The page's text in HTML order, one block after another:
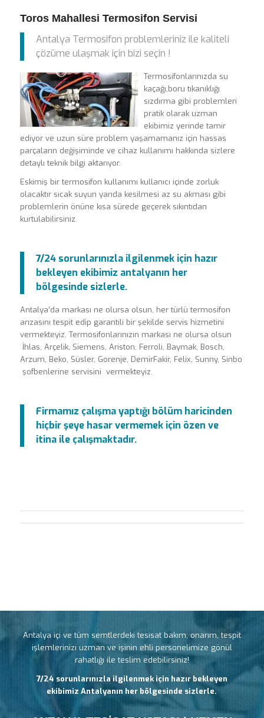
Toros Mahallesi Termosifon Servisi
Antalya Termosifon problemleriniz ile kaliteli
çözüme ulaşmak için bizi seçin !
Termosifonlarınızda su
kaçağı,boru tıkanıklığı
sızdırma gibi problemleri
pratik olarak uzman
ekibimiz yerinde tamir
ediyor ve uzun süre problem yaşamamanız için hassas
parçaların değişiminde ve cihaz kullanımı hakkında sizlere
detaylı teknik bilgi aktarıyor.
Eskimiş bir termosifon kullanımı kullanıcı içinde zorluk
olacaktır sıcak suyun yarıda kesilmesi az su akması gibi
problemlerin önüne kısa sürede geçerek sıkıntıdan
kurtulabilirsiniz.
7/24 sorunlarınızla ilgilenmek için hazır
bekleyen ekibimiz antalyanın her
bölgesinde sizlerle.
Antalya’da markası ne olursa olsun, her türlü termosifon
arızasını tespit edip garantili bir şekilde servis hizmetini
vermekteyiz. Termosifonlarınızın markası ne olursa olsun
İhlas, Arçelik, Siemens, Ariston, Ferroli, Baymak, Bosch,
Arzum, Beko, Süsler, Gorenje, DemirFakir, Felix, Sunny, Sinbo
şofbenlerine servisini vermekteyiz.
Firmamız çalışma yaptığı bölüm haricinden
hiçbir şeye hasar vermemek için özen ve
itina ile çalışmaktadır.
Antalya içi ve tüm semtlerdeki tesisat bakım, onarım, tespit
işlemlerinizi uzman ve işinin ehli personelimize gönül
rahatlığı ile teslim edebilirsiniz!
7/24 sorunlarınızla ilgilenmek için hazır bekleyen
ekibimiz Antalyanın her bölgesinde sizlerle.